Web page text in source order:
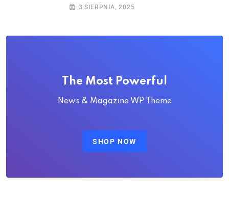
3 SIERPNIA, 2025
The Most Powerful
News & Magazine WP Theme
SHOP NOW